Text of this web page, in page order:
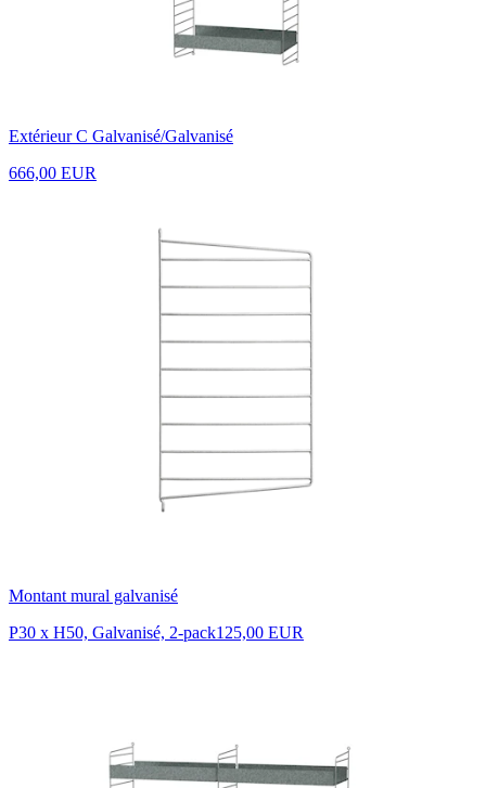
Extérieur C Galvanisé/Galvanisé
666,00 EUR
Montant mural galvanisé
P30 x H50, Galvanisé, 2-pack125,00 EUR